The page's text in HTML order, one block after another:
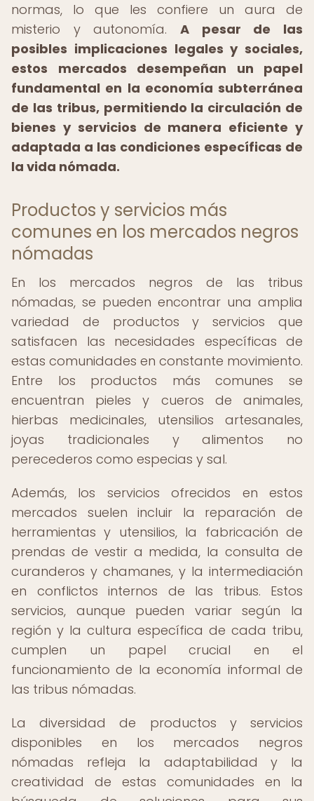
normas, lo que les confiere un aura de
misterio y autonomía. A pesar de las
posibles implicaciones legales y sociales,
estos mercados desempeñan un papel
fundamental en la economía subterránea
de las tribus, permitiendo la circulación de
bienes y servicios de manera eficiente y
adaptada a las condiciones específicas de
la vida nómada.
Productos y servicios más
comunes en los mercados negros
nómadas
En los mercados negros de las tribus
nómadas, se pueden encontrar una amplia
variedad de productos y servicios que
satisfacen las necesidades específicas de
estas comunidades en constante movimiento.
Entre los productos más comunes se
encuentran pieles y cueros de animales,
hierbas medicinales, utensilios artesanales,
joyas tradicionales y alimentos no
perecederos como especias y sal.
Además, los servicios ofrecidos en estos
mercados suelen incluir la reparación de
herramientas y utensilios, la fabricación de
prendas de vestir a medida, la consulta de
curanderos y chamanes, y la intermediación
en conflictos internos de las tribus. Estos
servicios, aunque pueden variar según la
región y la cultura específica de cada tribu,
cumplen un papel crucial en el
funcionamiento de la economía informal de
las tribus nómadas.
La diversidad de productos y servicios
disponibles en los mercados negros
nómadas refleja la adaptabilidad y la
creatividad de estas comunidades en la